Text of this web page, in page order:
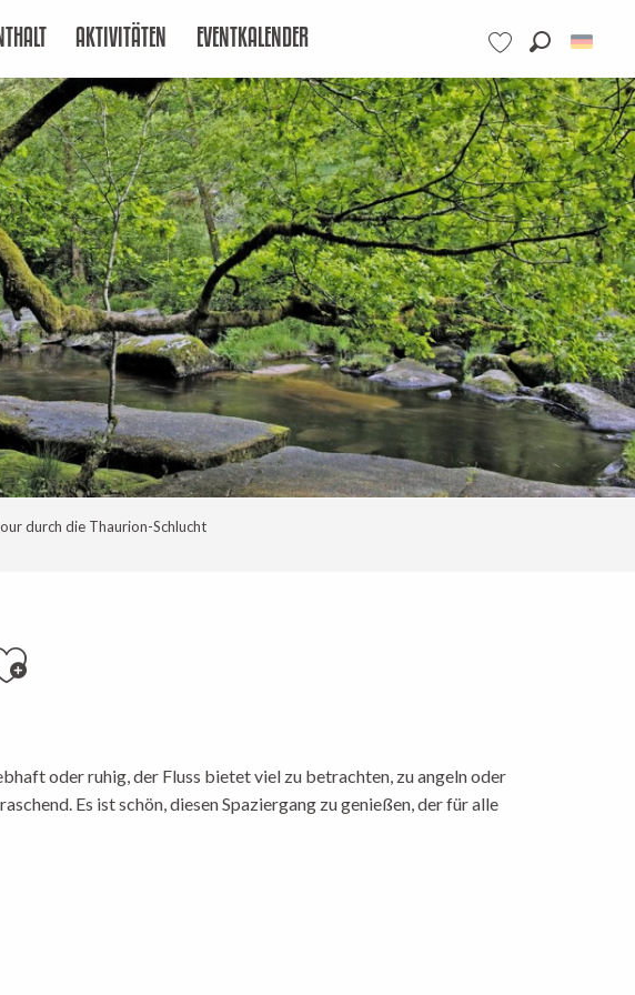
Voir les favoris
AKTIVITÄTEN EVENTKALENDER
durch die Thaurion-Schlucht
aux favoris
oder ruhig, der Fluss bietet viel zu betrachten, zu angeln oder
Es ist schön, diesen Spaziergang zu genießen, der für alle